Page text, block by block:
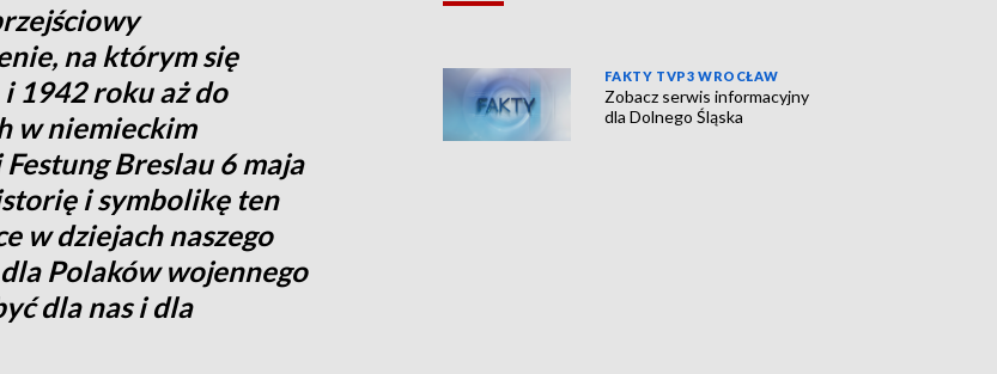
na którym się
1942 roku aż do
w niemieckim
Breslau 6 maja
i symbolikę ten
w dziejach naszego
Polaków wojennego
dla nas i dla
FAKTY TVP3 WROCŁAW
Zobacz serwis informacyjny
dla Dolnego Śląska